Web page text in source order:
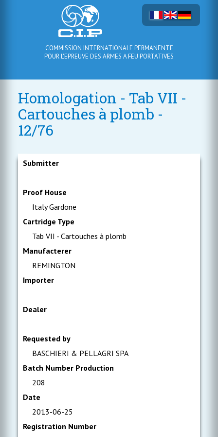
COMMISSION INTERNATIONALE PERMANENTE
POUR L'EPREUVE DES ARMES A FEU PORTATIVES
Homologation - Tab VII -
Cartouches à plomb -
12/76
Submitter
Proof House
Italy Gardone
Cartridge Type
Tab VII - Cartouches à plomb
Manufacterer
REMINGTON
Importer
Dealer
Requested by
BASCHIERI & PELLAGRI SPA
Batch Number Production
208
Date
2013-06-25
Registration Number